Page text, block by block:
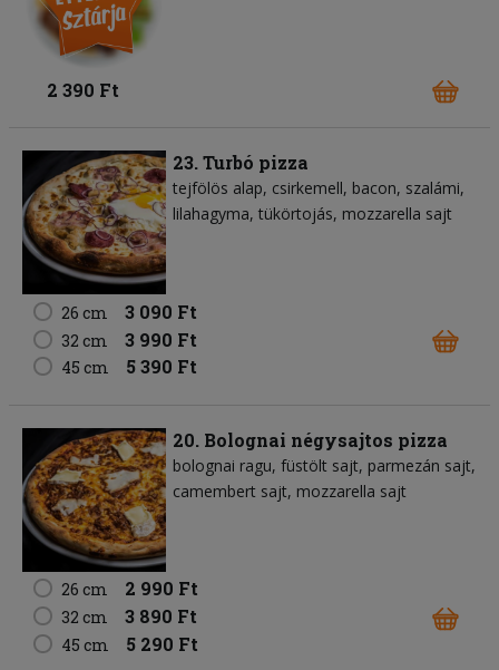
2 390 Ft
23. Turbó pizza
tejfölös alap csirkemell bacon szalámi
lilahagyma tükörtojás mozzarella sajt
26 cm 3 090 Ft
32 cm 3 990 Ft
45 cm 5 390 Ft
20. Bolognai négysajtos pizza
bolognai ragu füstölt sajt parmezán sajt
camembert sajt mozzarella sajt
26 cm 2 990 Ft
32 cm 3 890 Ft
45 cm 5 290 Ft